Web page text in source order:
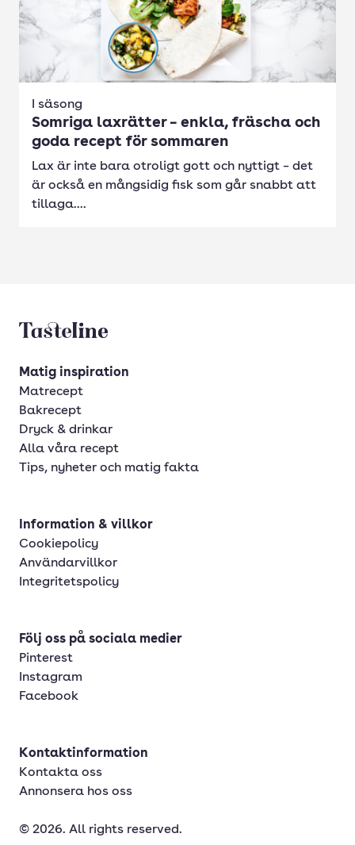
I säsong
Somriga laxrätter – enkla, fräscha och
goda recept för sommaren
Lax är inte bara otroligt gott och nyttigt – det
är också en mångsidig fisk som går snabbt att
tillaga....
Tasteline startsida
Matig inspiration
Matrecept
Bakrecept
Dryck & drinkar
Alla våra recept
Tips, nyheter och matig fakta
Information & villkor
Cookiepolicy
Användarvillkor
Integritetspolicy
Följ oss på sociala medier
Pinterest
Instagram
Facebook
Kontaktinformation
Kontakta oss
Annonsera hos oss
© 2026. All rights reserved.